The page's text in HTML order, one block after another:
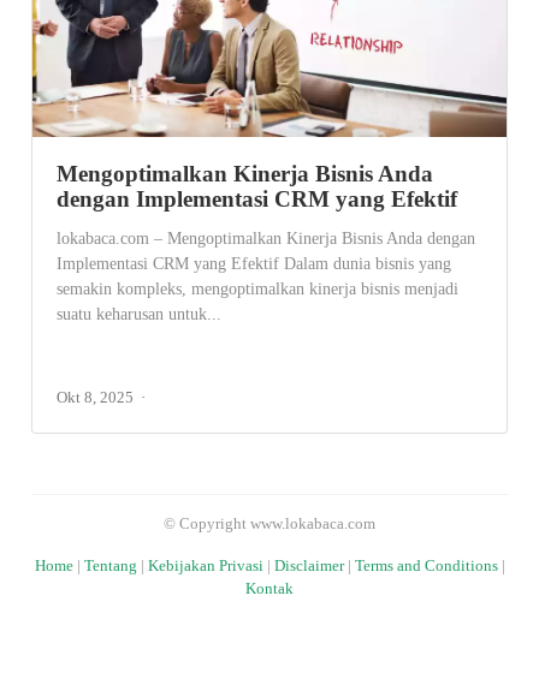
Mengoptimalkan Kinerja Bisnis Anda
dengan Implementasi CRM yang Efektif
lokabaca.com – Mengoptimalkan Kinerja Bisnis Anda dengan
Implementasi CRM yang Efektif Dalam dunia bisnis yang
semakin kompleks, mengoptimalkan kinerja bisnis menjadi
suatu keharusan untuk...
Okt 8, 2025
© Copyright www.lokabaca.com
Home| Tentang Kebijakan Privasi| Disclaimer| Terms and Conditions|
Kontak